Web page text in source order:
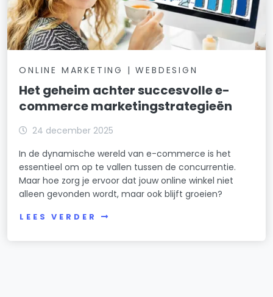
ONLINE MARKETING | WEBDESIGN
Het geheim achter succesvolle e-
commerce marketingstrategieën
24 december 2025
In de dynamische wereld van e-commerce is het
essentieel om op te vallen tussen de concurrentie.
Maar hoe zorg je ervoor dat jouw online winkel niet
alleen gevonden wordt, maar ook blijft groeien?
LEES VERDER